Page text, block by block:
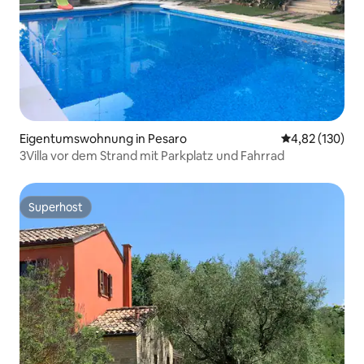
Eigentumswohnung in Pesaro
4,82 (130)
3Villa vor dem Strand mit Parkplatz und Fahrrad
Superhost
Superhost